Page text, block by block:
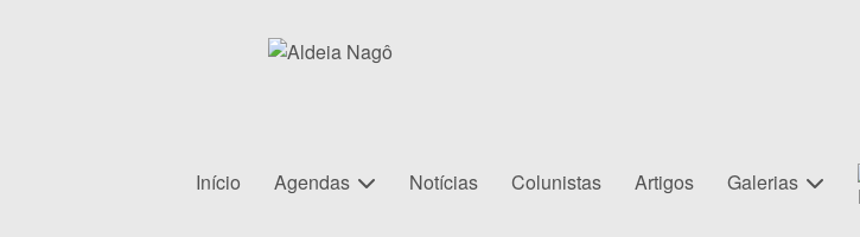
Início Agendas Notícias Colunistas Artigos Galerias